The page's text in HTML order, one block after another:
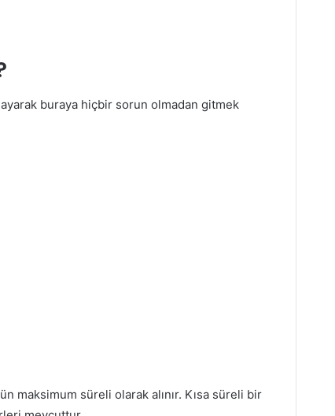
buraya hiçbir sorun olmadan gitmek
maksimum süreli olarak alınır. Kısa süreli bir